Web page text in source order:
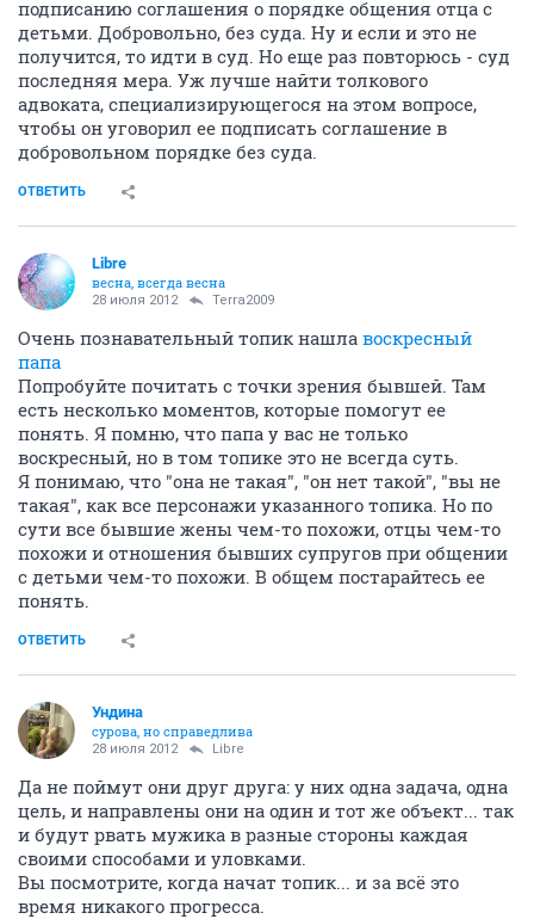
подписанию соглашения о порядке общения отца с
детьми. Добровольно, без суда. Ну и если и это не
получится, то идти в суд. Но еще раз повторюсь - суд
последняя мера. Уж лучше найти толкового
адвоката, специализирующегося на этом вопросе,
чтобы он уговорил ее подписать соглашение в
добровольном порядке без суда.
ОТВЕТИТЬ
Libre
весна, всегда весна
28 июля 2012 Terra2009
Очень познавательный топик нашла воскресный
папа
Попробуйте почитать с точки зрения бывшей. Там
есть несколько моментов, которые помогут ее
понять. Я помню, что папа у вас не только
воскресный, но в том топике это не всегда суть.
Я понимаю, что "она не такая", "он нет такой", "вы не
такая", как все персонажи указанного топика. Но по
сути все бывшие жены чем-то похожи, отцы чем-то
похожи и отношения бывших супругов при общении
с детьми чем-то похожи. В общем постарайтесь ее
понять.
ОТВЕТИТЬ
Ундинa
сурова, но справедлива
28 июля 2012 Libre
Да не поймут они друг друга: у них одна задача, одна
цель, и направлены они на один и тот же объект... так
и будут рвать мужика в разные стороны каждая
своими способами и уловками.
Вы посмотрите, когда начат топик... и за всё это
время никакого прогресса.